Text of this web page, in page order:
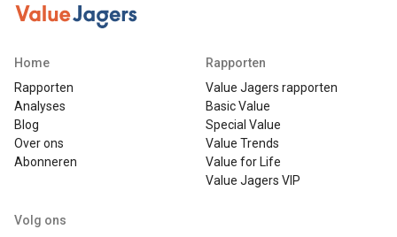
Home
Rapporten
Analyses
Blog
Over ons
Abonneren
Rapporten
Value Jagers rapporten
Basic Value
Special Value
Value Trends
Value for Life
Value Jagers VIP
Volg ons